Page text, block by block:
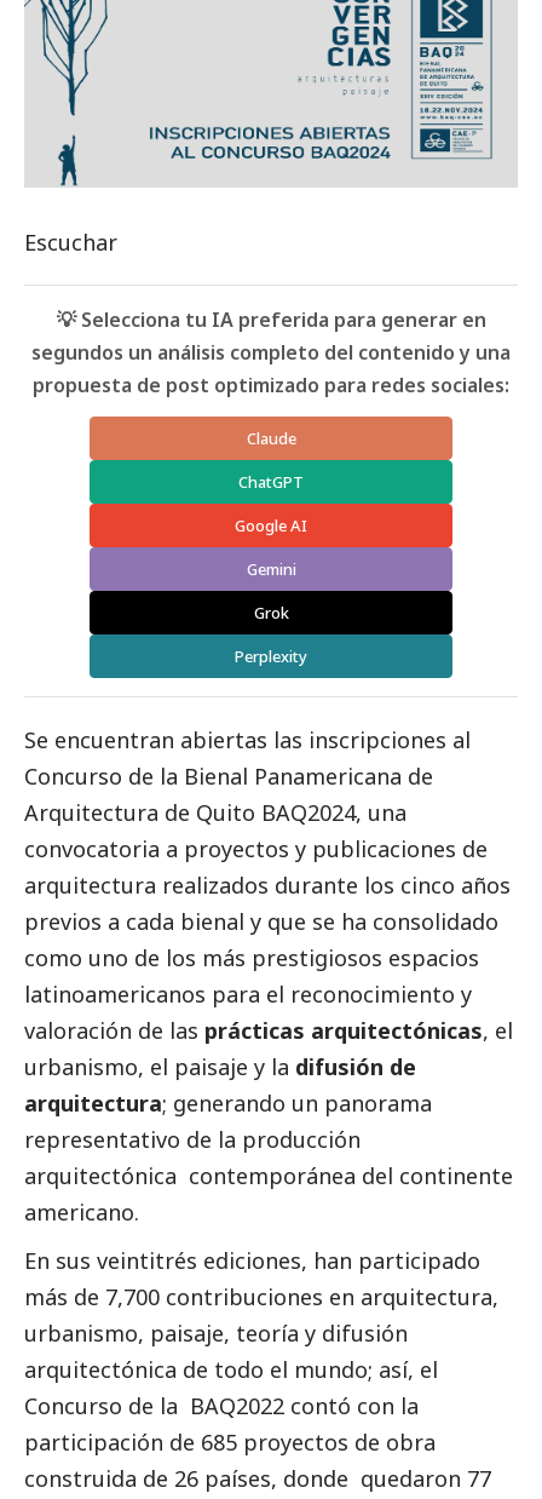
Escuchar
💡 Selecciona tu IA preferida para generar en
segundos un análisis completo del contenido y una
propuesta de post optimizado para redes sociales:
Claude
ChatGPT
Google AI
Gemini
Grok
Perplexity
Se encuentran abiertas las inscripciones al
Concurso de la Bienal Panamericana de
Arquitectura de Quito BAQ2024, una
convocatoria a proyectos y publicaciones de
arquitectura realizados durante los cinco años
previos a cada bienal y que se ha consolidado
como uno de los más prestigiosos espacios
latinoamericanos para el reconocimiento y
valoración de las prácticas arquitectónicas, el
urbanismo, el paisaje y la difusión de
arquitectura; generando un panorama
representativo de la producción
arquitectónica contemporánea del continente
americano.
En sus veintitrés ediciones, han participado
más de 7,700 contribuciones en arquitectura,
urbanismo, paisaje, teoría y difusión
arquitectónica de todo el mundo; así, el
Concurso de la BAQ2022 contó con la
participación de 685 proyectos de obra
construida de 26 países, donde quedaron 77